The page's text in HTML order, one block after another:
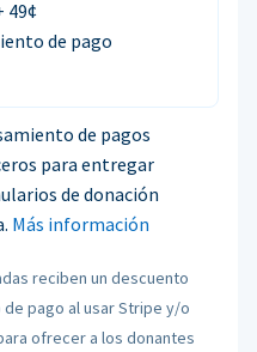
49¢
de pago
de pagos
para entregar
de donación
Más información
reciben un descuento
pago al usar Stripe y/o
ofrecer a los donantes